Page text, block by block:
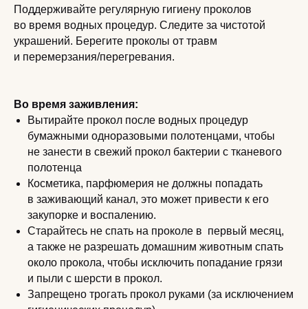
Поддерживайте регулярную гигиену проколов
во время водных процедур. Следите за чистотой
украшений. Берегите проколы от травм
и перемерзания/перегревания.
Во время заживления:
Вытирайте прокол после водных процедур
бумажными одноразовыми полотенцами, чтобы
не занести в свежий прокол бактерии с тканевого
полотенца
Косметика, парфюмерия не должны попадать
в заживающий канал, это может привести к его
закупорке и воспалению.
Старайтесь не спать на проколе в первый месяц,
а также не разрешать домашним животным спать
около прокола, чтобы исключить попадание грязи
и пыли с шерсти в прокол.
Запрещено трогать прокол руками (за исключением